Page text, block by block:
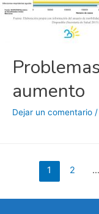
civil
aumento
Dejar un comentario /
Paginación
entradas
1 2 …